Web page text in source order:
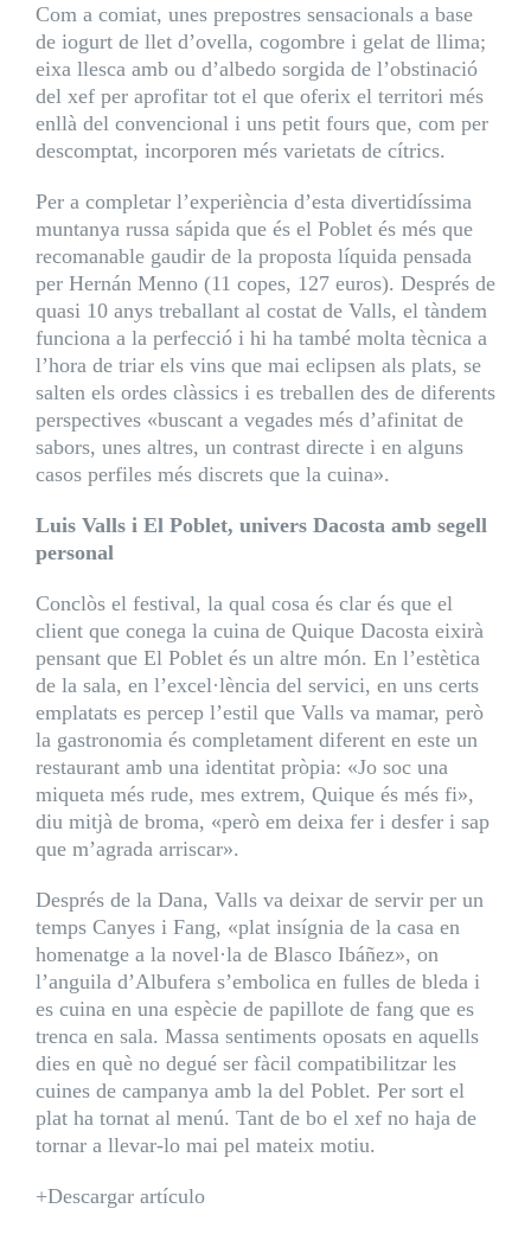
Com a comiat, unes prepostres sensacionals a base
de iogurt de llet d’ovella, cogombre i gelat de llima;
eixa llesca amb ou d’albedo sorgida de l’obstinació
del xef per aprofitar tot el que oferix el territori més
enllà del convencional i uns petit fours que, com per
descomptat, incorporen més varietats de cítrics.
Per a completar l’experiència d’esta divertidíssima
muntanya russa sápida que és el Poblet és més que
recomanable gaudir de la proposta líquida pensada
per Hernán Menno (11 copes, 127 euros). Després de
quasi 10 anys treballant al costat de Valls, el tàndem
funciona a la perfecció i hi ha també molta tècnica a
l’hora de triar els vins que mai eclipsen als plats, se
salten els ordes clàssics i es treballen des de diferents
perspectives «buscant a vegades més d’afinitat de
sabors, unes altres, un contrast directe i en alguns
casos perfiles més discrets que la cuina».
Luis Valls i El Poblet, univers Dacosta amb segell
personal
Conclòs el festival, la qual cosa és clar és que el
client que conega la cuina de Quique Dacosta eixirà
pensant que El Poblet és un altre món. En l’estètica
de la sala, en l’excel·lència del servici, en uns certs
emplatats es percep l’estil que Valls va mamar, però
la gastronomia és completament diferent en este un
restaurant amb una identitat pròpia: «Jo soc una
miqueta més rude, mes extrem, Quique és més fi»,
diu mitjà de broma, «però em deixa fer i desfer i sap
que m’agrada arriscar».
Després de la Dana, Valls va deixar de servir per un
temps Canyes i Fang, «plat insígnia de la casa en
homenatge a la novel·la de Blasco Ibáñez», on
l’anguila d’Albufera s’embolica en fulles de bleda i
es cuina en una espècie de papillote de fang que es
trenca en sala. Massa sentiments oposats en aquells
dies en què no degué ser fàcil compatibilitzar les
cuines de campanya amb la del Poblet. Per sort el
plat ha tornat al menú. Tant de bo el xef no haja de
tornar a llevar-lo mai pel mateix motiu.
+Descargar artículo